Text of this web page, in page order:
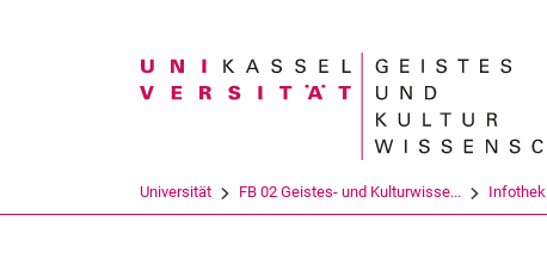
Suchbegriff
Universität FB 02 Geistes- und Kulturwisse... Infothek